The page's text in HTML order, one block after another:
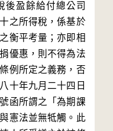
後盈餘給付總公司
之所得稅，係基於
衡平考量；亦即相
優惠，則不得為法
例所定之義務，否
十年九月二十四日
函所謂之「為期課
憲法並無牴觸。此